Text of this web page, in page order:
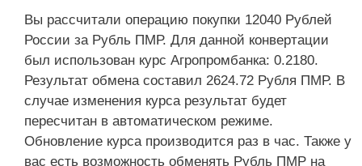
Вы рассчитали операцию покупки 12040 Рублей
России за Рубль ПМР. Для данной конвертации
был использован курс Агропромбанка: 0.2180.
Результат обмена составил 2624.72 Рубля ПМР. В
случае изменения курса результат будет
пересчитан в автоматическом режиме.
Обновление курса производится раз в час. Также у
вас есть возможность обменять Рубль ПМР на